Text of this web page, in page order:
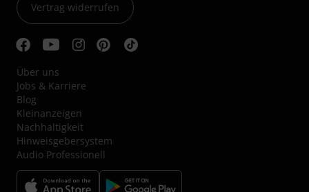
Vertrag widerrufen
Über uns
Jobs & Karriere
Blog
Kleinanzeigen
Nachhaltigkeit
Hinweisgebersystem
Audio Professionell